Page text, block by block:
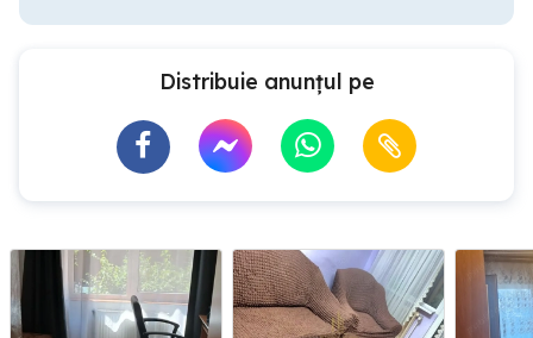
Distribuie anunțul pe